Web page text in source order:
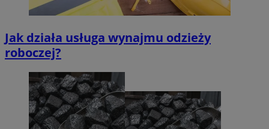
Jak działa usługa wynajmu odzieży
roboczej?